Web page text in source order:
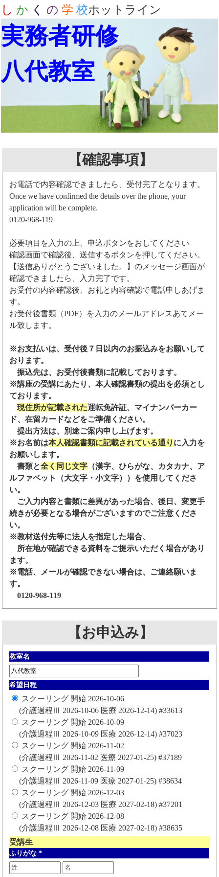
し か く の 学 校ホットライン
実務者研修
八代教室
【確認事項】
お電話で内容確認できましたら、受付完了となります。
Once we have confirmed the details over the phone, your
application will be complete.
0120-968-119
必要項目を入力の上、申込ボタンをおしてください
確認画面で確認後、送信するボタンを押してください。
【送信ありがとうございました。】のメッセージ画面が
確認できましたら、入力完了です。
お受付の内容確認後、お礼と内容確認で電話申しあげま
す。
お受付後書類（PDF）を入力のメールアドレスあてメー
ル致します。
※お支払いは、受付後７日以内のお振込みをお願いして
おります。
振込先は、お受付後書類に記載しております。
※講座の受講にあたり、本人確認書類の提出を必須とし
ております。
現住所が記載された運転免許証、マイナンバーカー
ド、在留カードなどをご準備ください。
提出方法は、別途ご案内申し上げます。
※お名前は本人確認書類に記載されている通り に入力を
お願いします。
書類と全く同じ文字 （漢字、ひらがな、カタカナ、ア
ルファベット（大文字・小文字））を使用してくださ
い。
ご入力内容と書類に差異があった場合、後日、変更手
続きが必要となる場合がございますのでご注意くださ
い。
※教材送付先等に法人を指定した場合、
所在地が確認できる資料をご提示いただく場合があり
ます。
※電話、メールが確認できない場合は、ご連絡願いま
す。
0120-968-119
【お申込み】
教室名
希望日程
スクーリング 開始 2026-10-06
(介護過程Ⅲ 2026-10-06 医療 2026-12-14) #33613
スクーリング 開始 2026-10-09
(介護過程Ⅲ 2026-10-09 医療 2026-12-14) #37023
スクーリング 開始 2026-11-02
(介護過程Ⅲ 2026-11-02 医療 2027-01-25) #37189
スクーリング 開始 2026-11-09
(介護過程Ⅲ 2026-11-09 医療 2027-01-25) #38634
スクーリング 開始 2026-12-03
(介護過程Ⅲ 2026-12-03 医療 2027-02-18) #37201
スクーリング 開始 2026-12-08
(介護過程Ⅲ 2026-12-08 医療 2027-02-18) #38635
受講生
ふりがな *